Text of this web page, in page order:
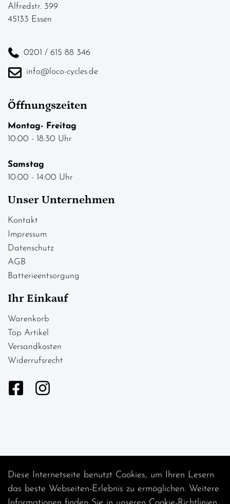
Alfredstr. 399
45133 Essen
0201 / 615 88 346
info@loco-cycles.de
Öffnungszeiten
Montag- Freitag
10:00 - 18:30 Uhr
Samstag
10:00 - 14:00 Uhr
Unser Unternehmen
Kontakt
Impressum
Datenschutz
AGB
Batterieentsorgung
Ihr Einkauf
Warenkorb
Top Artikel
Versandkosten
Widerrufsrecht
Diese Internetseite benutzt Cookies, um Ihren Lesern
das beste Webseiten-Erlebnis zu ermöglichen. Weitere
Auftrag widerrufen